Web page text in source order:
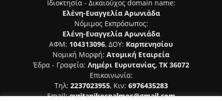
Ιδιοκτησία - Δικαιούχος domain name:
Ελένη-Ευαγγελία Αρωνιάδα
Νόμιμος Εκπρόσωπος:
Ελένη-Ευαγγελία Αρωνιάδα
ΑΦΜ: 104313096, ΔΟΥ: Καρπενησίου
Νομική Μορφή: Ατομική Εταιρεία
Έδρα - Γραφεία: Λημέρι Ευρυτανίας, ΤΚ 36072
Επικοινωνία:
Τηλ: 2237023955, Κιν: 6976435283
Email:evritanikospalmos@gmail.com